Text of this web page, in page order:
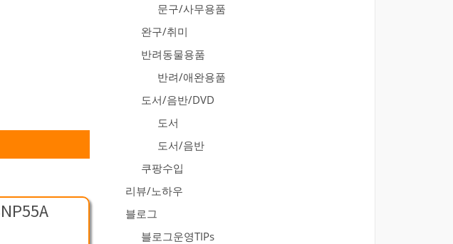
문구/사무용품
완구/취미
반려동물용품
반려/애완용품
도서/음반/DVD
도서
도서/음반
쿠팡수입
리뷰/노하우
블로그
블로그운영TIPs